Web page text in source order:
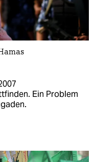
Ein Problem